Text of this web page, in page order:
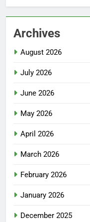
Archives
August 2026
July 2026
June 2026
May 2026
April 2026
March 2026
February 2026
January 2026
December 2025